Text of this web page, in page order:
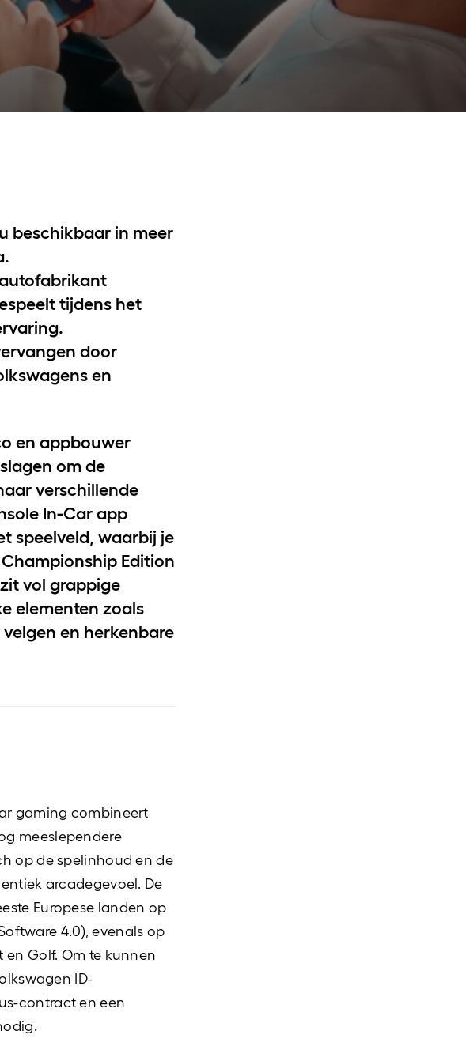
beschikbaar in meer
tijdens het
door
en
en appbouwer
om de
verschillende
In-Car app
speelveld, waarbij je
Edition
vol grappige
elementen zoals
en herkenbare
gaming combineert
meeslependere
op de spelinhoud en de
arcadegevoel. De
Europese landen op
4.0), evenals op
en Golf. Om te kunnen
ID-
contract en een